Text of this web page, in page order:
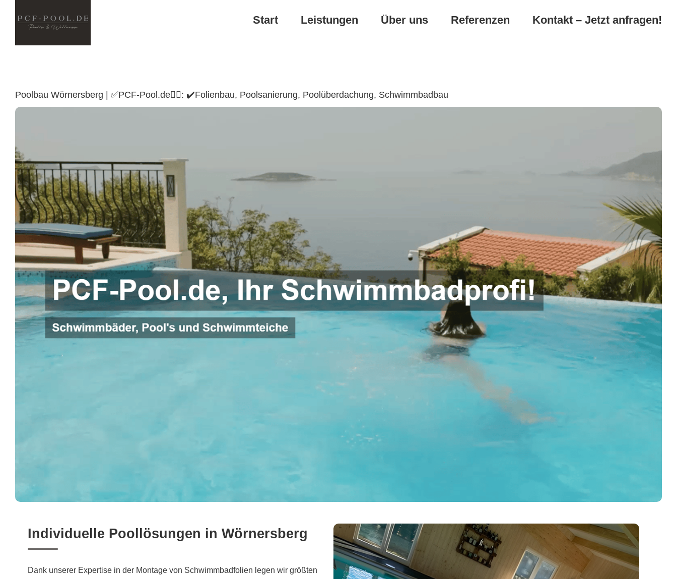
Start Leistungen Über uns Referenzen Kontakt – Jetzt anfragen!
Poolbau Wörnersberg | ✅PCF-Pool.de🏊🏼: ✔️Folienbau, Poolsanierung, Poolüberdachung, Schwimmbadbau
Individuelle Poollösungen in Wörnersberg
Dank unserer Expertise in der Montage von Schwimmbadfolien legen wir größten